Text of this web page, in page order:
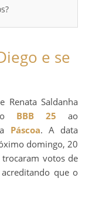
e se
e Renata Saldanha
BBB 25 ao
Páscoa. A data
domingo, 20
votos de
acreditando que o